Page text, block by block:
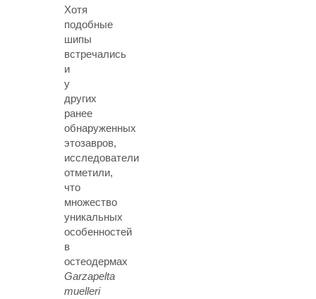
Хотя
подобные
шипы
встречались
и
у
других
ранее
обнаруженных
этозавров,
исследователи
отметили,
что
множество
уникальных
особенностей
в
остеодермах
Garzapelta
muelleri